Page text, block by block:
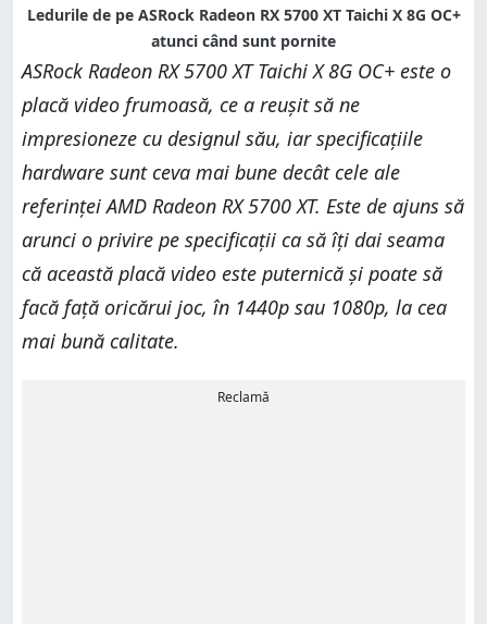
Ledurile de pe ASRock Radeon RX 5700 XT Taichi X 8G OC+
atunci când sunt pornite
ASRock Radeon RX 5700 XT Taichi X 8G OC+ este o
placă video frumoasă, ce a reușit să ne
impresioneze cu designul său, iar specificațiile
hardware sunt ceva mai bune decât cele ale
referinței AMD Radeon RX 5700 XT. Este de ajuns să
arunci o privire pe specificații ca să îți dai seama
că această placă video este puternică și poate să
facă față oricărui joc, în 1440p sau 1080p, la cea
mai bună calitate.
Reclamă